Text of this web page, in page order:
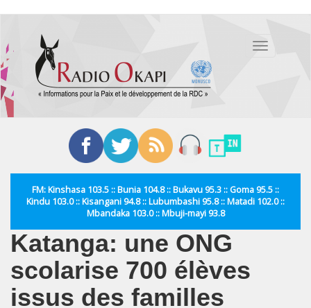
contenu
principal
Toggle
FM: Kinshasa 103.5 :: Bunia 104.8 :: Bukavu 95.3 :: Goma 95.5 ::
Kindu 103.0 :: Kisangani 94.8 :: Lubumbashi 95.8 :: Matadi 102.0 ::
Mbandaka 103.0 :: Mbuji-mayi 93.8
Katanga: une ONG
scolarise 700 élèves
issus des familles